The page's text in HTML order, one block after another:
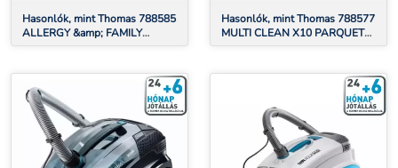
Hasonlók, mint Thomas 788585
ALLERGY &amp; FAMILY
Prémium vízszűrős takarítógép
Hasonlók, mint Thomas 788577
MULTI CLEAN X10 PARQUET
Prémium vízszűrős takarítógép